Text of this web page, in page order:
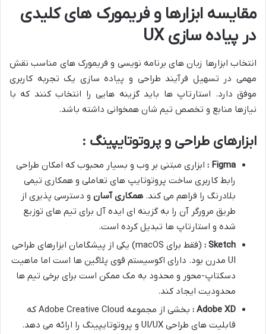
مقایسه ابزارها و فریمورک های کلیدی
در پیاده سازی UX
انتخاب ابزارها زبان های برنامه نویسی و فریمورک های مناسب نقش
مهمی در تسهیل فرآیند طراحی و پیاده سازی یک تجربه کاربری
موفق دارد. استارتاپ ها باید گزینه هایی را انتخاب کنند که با
نیازها منابع و تخصص تیم شان همخوانی داشته باشد.
ابزارهای طراحی و پروتوتایپینگ :
Figma
: ابزاری مبتنی بر وب و بسیار محبوب که امکان طراحی
رابط کاربری ساخت پروتوتایپ های تعاملی و همکاری تیمی
بلادرنگ را فراهم می کند. همکاری آسان و دسترسی پذیری از
طریق مرورگر آن را به گزینه ای ایده آل برای تیم های توزیع
شده و استارتاپ ها تبدیل کرده است.
Sketch :
(فقط برای macOS) یکی از پیشگامان ابزارهای طراحی
UI مدرن بود. دارای اکوسیستم قوی پلاگین ها است اما ماهیت
دسکتاپ-محور و محدود به مک ممکن است برای برخی تیم ها
محدودیت ایجاد کند.
Adobe XD
:
بخشی از مجموعه Adobe Creative Cloud که
قابلیت های طراحی UI/UX و پروتوتایپینگ را ارائه می دهد.